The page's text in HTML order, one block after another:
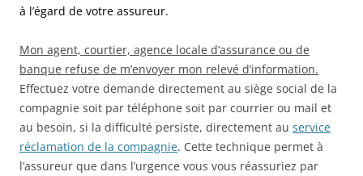
à l’égard de votre assureur.
Mon agent, courtier, agence locale d’assurance ou de
banque refuse de m’envoyer mon relevé d’information.
Effectuez votre demande directement au siège social de la
compagnie soit par téléphone soit par courrier ou mail et
au besoin, si la difficulté persiste, directement au service
réclamation de la compagnie. Cette technique permet à
l’assureur que dans l’urgence vous vous réassuriez par